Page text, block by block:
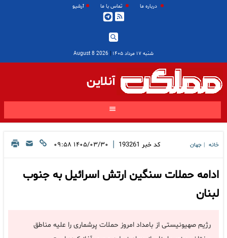
درباره ما تماس با ما آرشیو
شنبه ۱۷ مرداد ۱۴۰۵ |
2026 August 8
آنلاین
خانه جهان کد خبر 193261
| ۱۴۰۵/۰۳/۳۰ ۰۹:۵۸
ادامه حملات سنگین ارتش اسرائیل به جنوب
لبنان
رژیم صهیونیستی از بامداد امروز حملات پرشماری را علیه مناطق